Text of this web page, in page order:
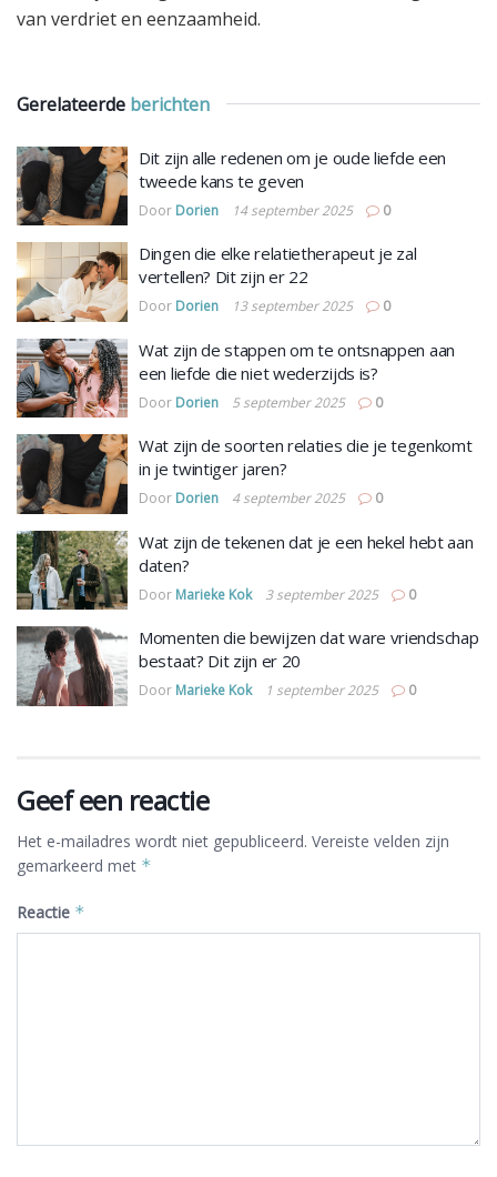
van verdriet en eenzaamheid.
Gerelateerde berichten
Dit zijn alle redenen om je oude liefde een
tweede kans te geven
Door Dorien 14 september 2025 0
Dingen die elke relatietherapeut je zal
vertellen? Dit zijn er 22
Door Dorien 13 september 2025 0
Wat zijn de stappen om te ontsnappen aan
een liefde die niet wederzijds is?
Door Dorien 5 september 2025 0
Wat zijn de soorten relaties die je tegenkomt
in je twintiger jaren?
Door Dorien 4 september 2025 0
Wat zijn de tekenen dat je een hekel hebt aan
daten?
Door Marieke Kok 3 september 2025 0
Momenten die bewijzen dat ware vriendschap
bestaat? Dit zijn er 20
Door Marieke Kok 1 september 2025 0
Geef een reactie
Het e-mailadres wordt niet gepubliceerd. Vereiste velden zijn
gemarkeerd met *
Reactie *